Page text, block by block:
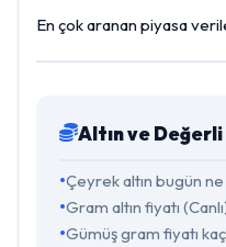
En çok aranan piyasa
Altın ve
Çeyrek altın bugün
Gram altın fiyatı
Gümüş gram fiyatı